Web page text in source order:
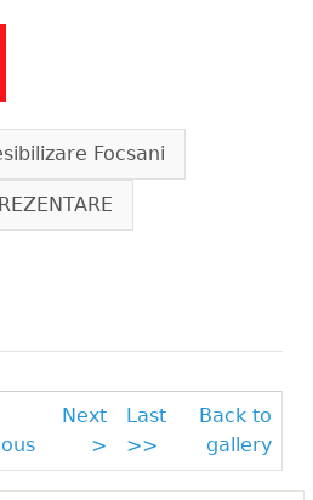
content
Focsani
Next
>
Last
>>
Back to
gallery